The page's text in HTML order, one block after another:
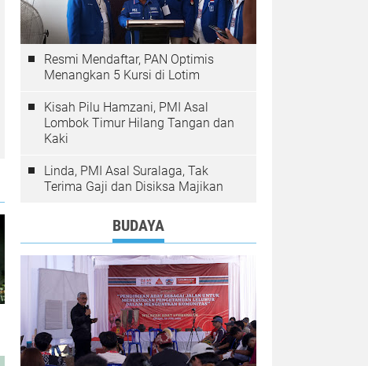
Resmi Mendaftar, PAN Optimis
Menangkan 5 Kursi di Lotim
Kisah Pilu Hamzani, PMI Asal
Lombok Timur Hilang Tangan dan
Kaki
Linda, PMI Asal Suralaga, Tak
Terima Gaji dan Disiksa Majikan
BUDAYA